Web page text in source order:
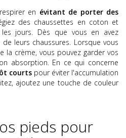
en évitant de porter des
des chaussettes en coton et
jours. Dès que vous en avez
leurs chaussures. Lorsque vous
la crème, vous pouvez garder vos
absorption. En ce qui concerne
courts pour éviter l'accumulation
ajoutez une touche de couleur
pieds pour